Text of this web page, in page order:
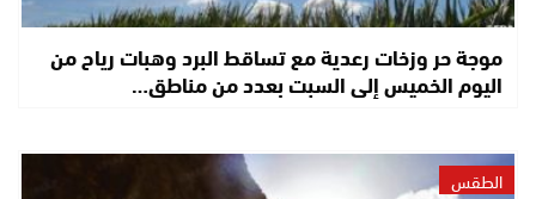
موجة حر وزخات رعدية مع تساقط البرد وهبات رياح من
اليوم الخميس إلى السبت بعدد من مناطق…
الطقس